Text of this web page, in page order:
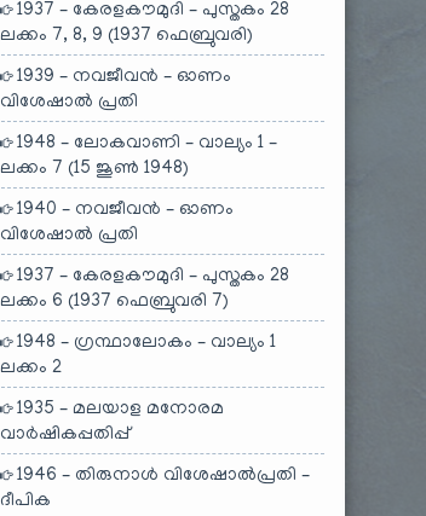
1937 – കേരളകൗമുദി – പുസ്തകം 28
ലക്കം 7, 8, 9 (1937 ഫെബ്രുവരി)
1939 – നവജീവൻ – ഓണം
വിശേഷാൽ പ്രതി
1948 – ലോകവാണി – വാല്യം 1 –
ലക്കം 7 (15 ജൂൺ 1948)
1940 – നവജീവൻ – ഓണം
വിശേഷാൽ പ്രതി
1937 – കേരളകൗമുദി – പുസ്തകം 28
ലക്കം 6 (1937 ഫെബ്രുവരി 7)
1948 – ഗ്രന്ഥാലോകം – വാല്യം 1
ലക്കം 2
1935 – മലയാള മനോരമ
വാർഷികപ്പതിപ്പ്
1946 – തിരുനാൾ വിശേഷാൽപ്രതി –
ദീപിക